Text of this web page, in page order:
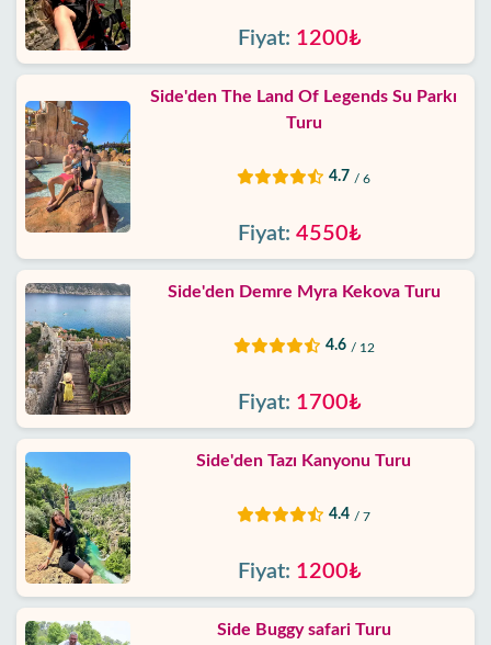
Fiyat: 1200₺
Side'den The Land Of Legends Su Parkı
Turu
4.7 / 6
Fiyat: 4550₺
Side'den Demre Myra Kekova Turu
4.6 / 12
Fiyat: 1700₺
Side'den Tazı Kanyonu Turu
4.4 / 7
Fiyat: 1200₺
Side Buggy safari Turu